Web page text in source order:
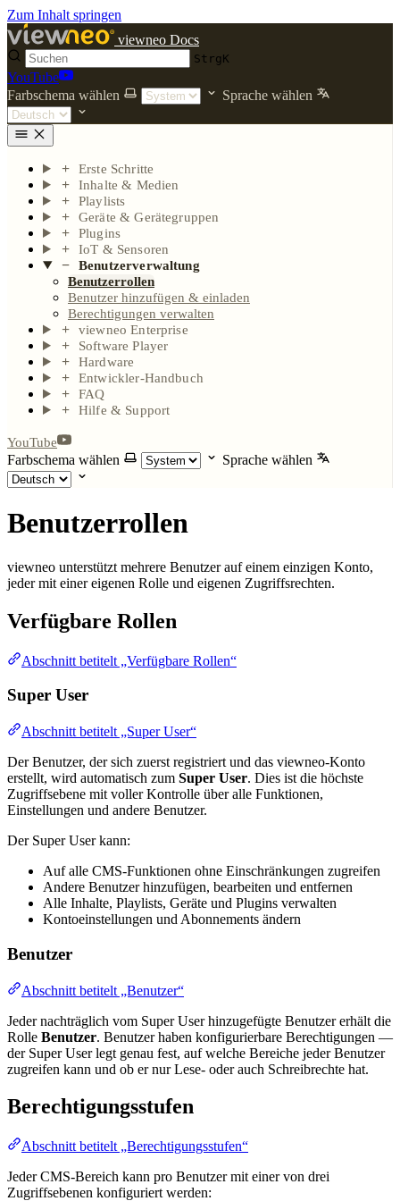
Zum Inhalt springen
viewneo Docs
StrgK
YouTube
Farbschema wählen
Sprache wählen
Erste Schritte
Inhalte & Medien
Playlists
Geräte & Gerätegruppen
Plugins
IoT & Sensoren
Benutzerverwaltung
Benutzerrollen
Benutzer hinzufügen & einladen
Berechtigungen verwalten
viewneo Enterprise
Software Player
Hardware
Entwickler-Handbuch
FAQ
Hilfe & Support
YouTube
Farbschema wählen Sprache wählen
Benutzerrollen
viewneo unterstützt mehrere Benutzer auf einem einzigen Konto,
jeder mit einer eigenen Rolle und eigenen Zugriffsrechten.
Verfügbare Rollen
Abschnitt betitelt „Verfügbare Rollen“
Super User
Abschnitt betitelt „Super User“
Der Benutzer, der sich zuerst registriert und das viewneo-Konto
erstellt, wird automatisch zum Super User. Dies ist die höchste
Zugriffsebene mit voller Kontrolle über alle Funktionen,
Einstellungen und andere Benutzer.
Der Super User kann:
Auf alle CMS-Funktionen ohne Einschränkungen zugreifen
Andere Benutzer hinzufügen, bearbeiten und entfernen
Alle Inhalte, Playlists, Geräte und Plugins verwalten
Kontoeinstellungen und Abonnements ändern
Benutzer
Abschnitt betitelt „Benutzer“
Jeder nachträglich vom Super User hinzugefügte Benutzer erhält die
Rolle Benutzer. Benutzer haben konfigurierbare Berechtigungen —
der Super User legt genau fest, auf welche Bereiche jeder Benutzer
zugreifen kann und ob er nur Lese- oder auch Schreibrechte hat.
Berechtigungsstufen
Abschnitt betitelt „Berechtigungsstufen“
Jeder CMS-Bereich kann pro Benutzer mit einer von drei
Zugriffsebenen konfiguriert werden: